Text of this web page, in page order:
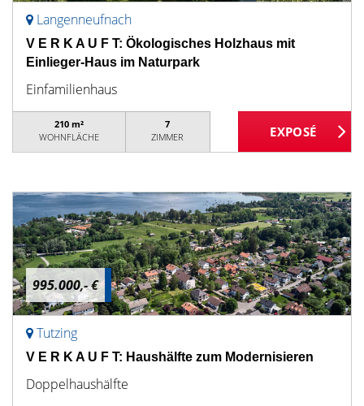
Langenneufnach
V E R K A U F T: Ökologisches Holzhaus mit
Einlieger-Haus im Naturpark
Einfamilienhaus
210 m²
WOHNFLÄCHE
7
ZIMMER
995.000,- €
Tutzing
V E R K A U F T: Haushälfte zum Modernisieren
Doppelhaushälfte